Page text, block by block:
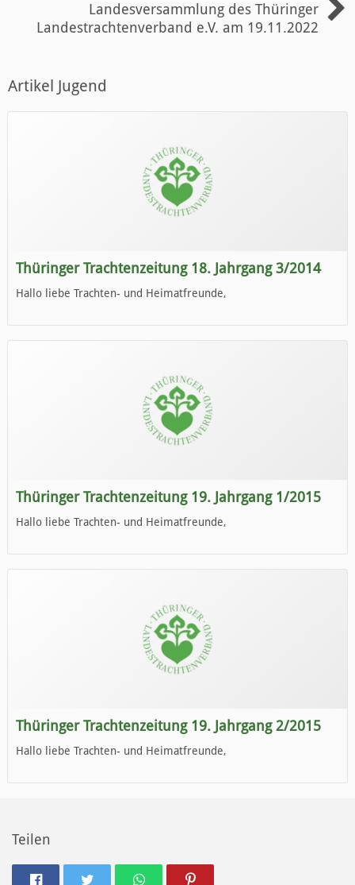
Landesversammlung des Thüringer
Landestrachtenverband e.V. am 19.11.2022
Artikel Jugend
Thüringer Trachtenzeitung 18. Jahrgang 3/2014
Hallo liebe Trachten- und Heimatfreunde,
Wir wünschen Euch viel Spaß beim Lesen.
Thüringer Trachtenzeitung 19. Jahrgang 1/2015
Hallo liebe Trachten- und Heimatfreunde,
Wir wünschen Euch viel Spaß beim Lesen.
Thüringer Trachtenzeitung 19. Jahrgang 2/2015
Hallo liebe Trachten- und Heimatfreunde,
Teilen